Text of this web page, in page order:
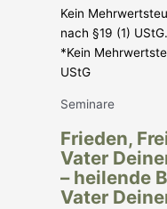
Kein
nach §19 (1) UStG.
*Kein
UStG
Seminare
Frieden,
Vater
– heilende
Vater